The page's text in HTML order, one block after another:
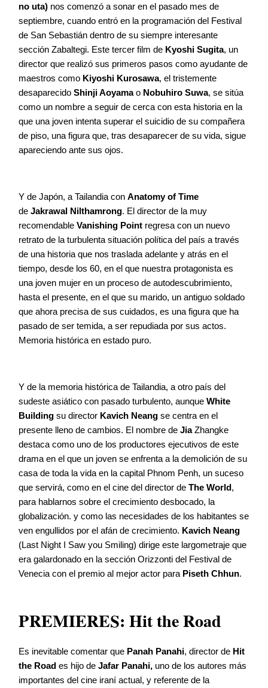
no uta) nos comenzó a sonar en el pasado mes de
septiembre, cuando entró en la programación del Festival
de San Sebastián dentro de su siempre interesante
sección Zabaltegi. Este tercer film de Kyoshi Sugita, un
director que realizó sus primeros pasos como ayudante de
maestros como Kiyoshi Kurosawa, el tristemente
desaparecido Shinji Aoyamao Nobuhiro Suwa, se sitúa
como un nombre a seguir de cerca con esta historia en la
que una joven intenta superar el suicidio de su compañera
de piso, una figura que, tras desaparecer de su vida, sigue
apareciendo ante sus ojos.
Y de Japón, a Tailandia con Anatomy of Time
de Jakrawal Nilthamrong. El director de la muy
recomendable Vanishing Point regresa con un nuevo
retrato de la turbulenta situación política del país a través
de una historia que nos traslada adelante y atrás en el
tiempo, desde los 60, en el que nuestra protagonista es
una joven mujer en un proceso de autodescubrimiento,
hasta el presente, en el que su marido, un antiguo soldado
que ahora precisa de sus cuidados, es una figura que ha
pasado de ser temida, a ser repudiada por sus actos.
Memoria histórica en estado puro.
Y de la memoria histórica de Tailandia, a otro país del
sudeste asiático con pasado turbulento, aunque White
Building su director Kavich Neang se centra en el
presente lleno de cambios. El nombre de JiaZhangke
destaca como uno de los productores ejecutivos de este
drama en el que un joven se enfrenta a la demolición de su
casa de toda la vida en la capital Phnom Penh, un suceso
que servirá, como en el cine del director de The World,
para hablarnos sobre el crecimiento desbocado, la
globalización. y como las necesidades de los habitantes se
ven engullidos por el afán de crecimiento. Kavich Neang
(Last Night I Saw you Smiling) dirige este largometraje que
era galardonado en la sección Orizzonti del Festival de
Venecia con el premio al mejor actor para Piseth Chhun.
PREMIERES: Hit the Road
Es inevitable comentar que Panah Panahi, director de Hit
the Road es hijo de Jafar Panahi, uno de los autores más
importantes del cine iraní actual, y referente de la